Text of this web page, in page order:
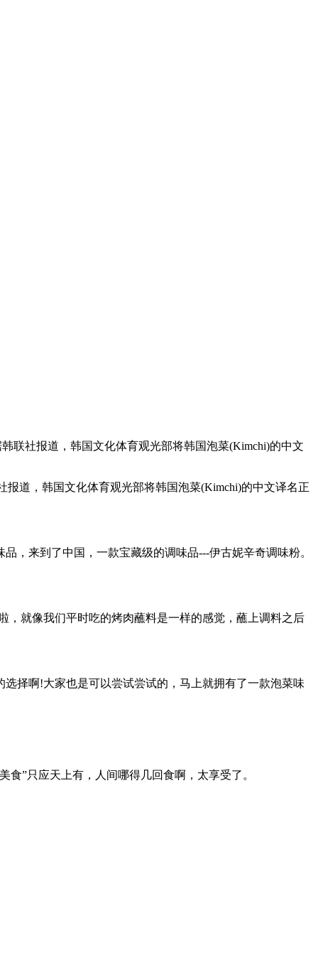
社报道，韩国文化体育观光部将韩国泡菜(Kimchi)的中文
道，韩国文化体育观光部将韩国泡菜(Kimchi)的中文译名正
来到了中国，一款宝藏级的调味品---伊古妮辛奇调味粉。
就像我们平时吃的烤肉蘸料是一样的感觉，蘸上调料之后
择啊!大家也是可以尝试尝试的，马上就拥有了一款泡菜味
”只应天上有，人间哪得几回食啊，太享受了。